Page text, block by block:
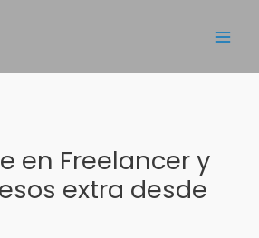
en Freelancer y
extra desde